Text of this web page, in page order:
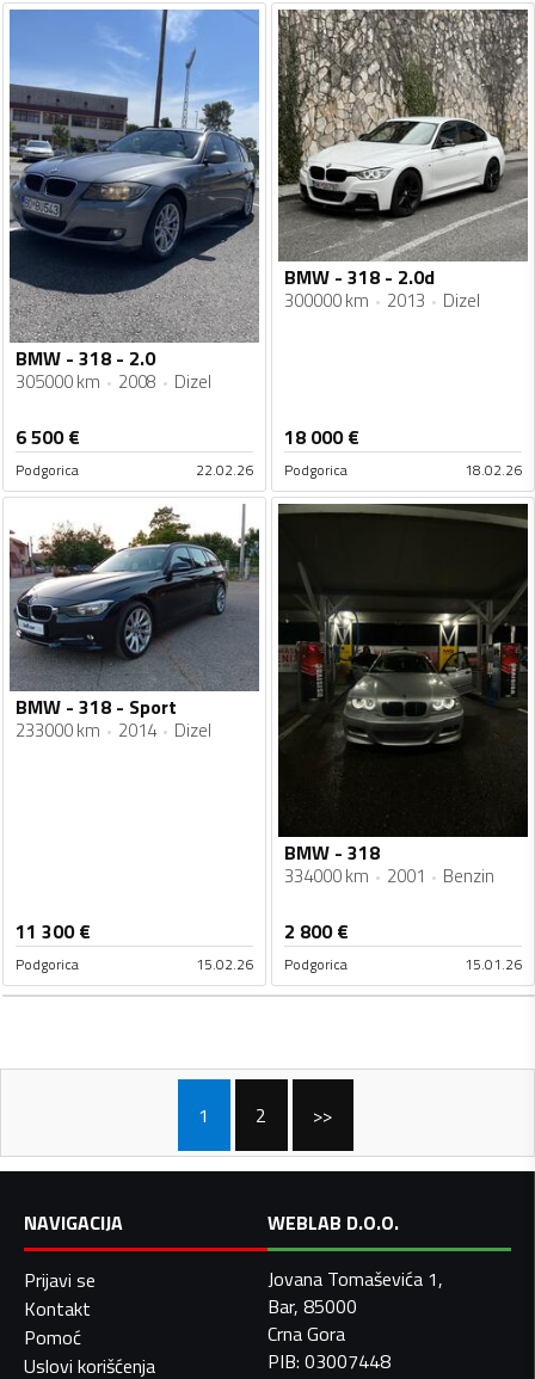
BMW - 318 - 2.0
305000 km 2008 Dizel
6 500€
Podgorica 22.02.26
BMW - 318 - 2.0d
300000 km 2013 Dizel
18 000€
Podgorica 18.02.26
BMW - 318 - Sport
233000 km 2014 Dizel
11 300€
Podgorica 15.02.26
BMW - 318
334000 km 2001 Benzin
2 800€
Podgorica 15.01.26
1 2 >>
NAVIGACIJA
Prijavi se
Kontakt
Pomoć
Uslovi korišćenja
WEBLAB D.O.O.
Jovana Tomaševića 1,
Bar, 85000
Crna Gora
PIB: 03007448